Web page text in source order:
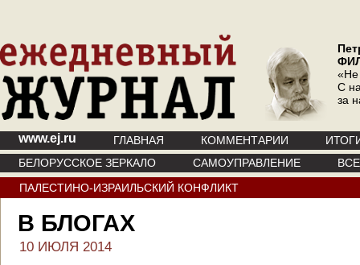
«Не
С
за
www.ej.ru ГЛАВНАЯ КОММЕНТАРИИ
БЕЛОРУССКОЕ ЗЕРКАЛО
САМОУПРАВЛЕНИЕ
ПАЛЕСТИНО-ИЗРАИЛЬСКИЙ КОНФЛИКТ
В БЛОГАХ
10 ИЮЛЯ 2014